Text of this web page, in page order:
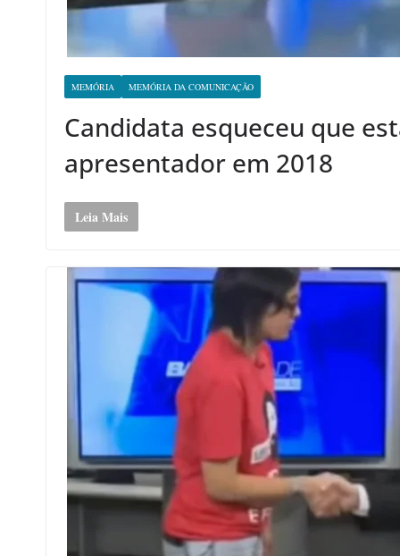
MEMÓRIA MEMÓRIA DA COMUNICAÇÃO
Candidata esqueceu que
apresentador em 2018
Leia Mais